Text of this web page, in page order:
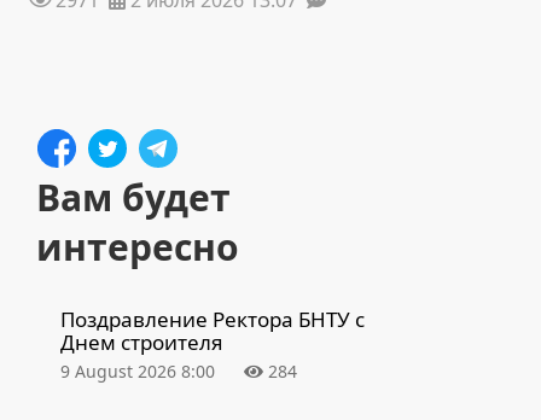
Вам будет
интересно
Поздравление Ректора БНТУ с
Днем строителя
9 August 2026 8:00 284